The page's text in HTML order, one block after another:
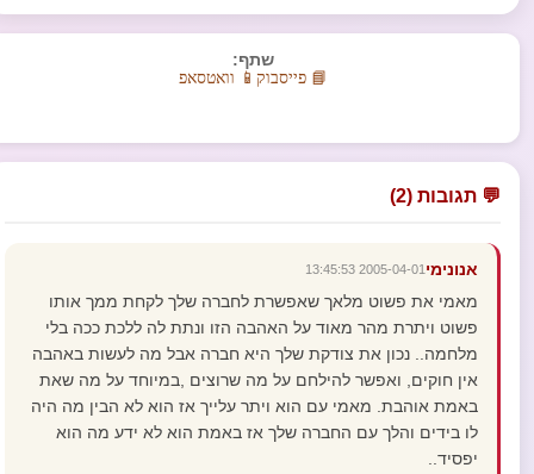
שתף:
📘 פייסבוק 📱 וואטסאפ
💬 תגובות (2)
אנונימי 2005-04-01 13:45:53
מאמי את פשוט מלאך שאפשרת לחברה שלך לקחת ממך אותו
פשוט ויתרת מהר מאוד על האהבה הזו ונתת לה ללכת ככה בלי
מלחמה.. נכון את צודקת שלך היא חברה אבל מה לעשות באהבה
אין חוקים, ואפשר להילחם על מה שרוצים ,במיוחד על מה שאת
באמת אוהבת. מאמי עם הוא ויתר עלייך אז הוא לא הבין מה היה
לו בידים והלך עם החברה שלך אז באמת הוא לא ידע מה הוא
יפסיד..